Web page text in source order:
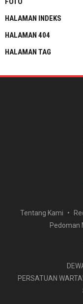
HALAMAN INDEKS
HALAMAN 404
HALAMAN TAG
Tentang Kami
Pedoman
PERSATUAN